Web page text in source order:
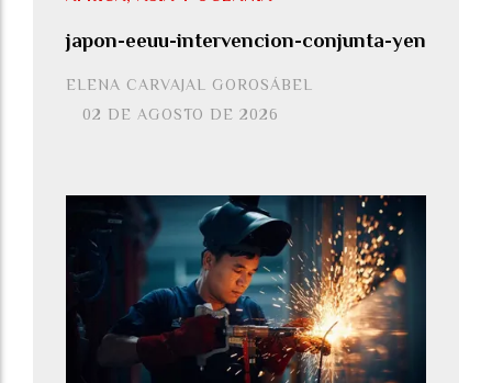
japon-eeuu-intervencion-conjunta-yen
ELENA CARVAJAL GOROSÁBEL
02 DE AGOSTO DE 2026